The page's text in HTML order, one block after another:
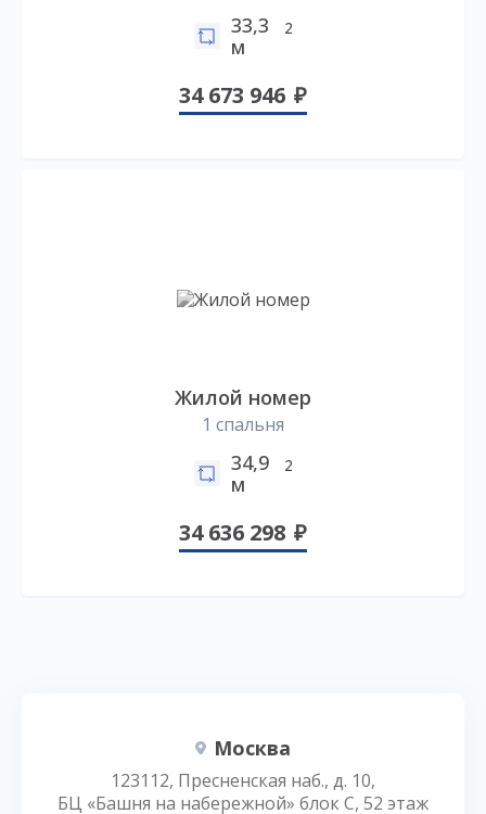
33,3
м
2
34 673 946
Жилой номер
1 спальня
34,9
м
2
34 636 298
Москва
123112, Пресненская наб., д. 10,
БЦ «Башня на набережной» блок С, 52 этаж